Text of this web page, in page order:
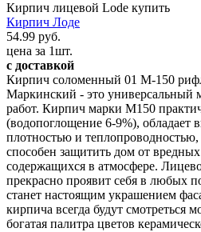
Кирпич лицевой Lode купить
Кирпич Лоде
54.99 руб.
цена за 1шт.
с доставкой
Кирпич соломенный 01 М-150
Маркинский - это универсальный
работ. Кирпич марки М150
(водопоглощение 6-9%), обладает
плотностью и
способен защитить дом от
содержащихся в атмосфере.
прекрасно проявит себя в любых
станет настоящим украшением
кирпича всегда будут смотреться
богатая палитра цветов